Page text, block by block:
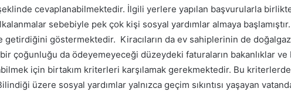
cevaplanabilmektedir. İlgili yerlere yapılan başvurularla
sebebiyle pek çok kişi sosyal yardımlar almaya
getirdiğini göstermektedir. Kiracıların da ev sahiplerinin de
çoğunluğu da ödeyemeyeceği düzeydeki faturaların bakanlıklar
için birtakım kriterleri karşılamak gerekmektedir. Bu
üzere sosyal yardımlar yalnızca geçim sıkıntısı yaşayan